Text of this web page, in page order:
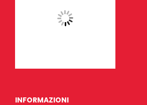
INFORMAZIONI